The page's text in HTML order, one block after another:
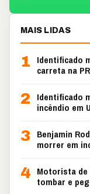
MAIS LIDAS
1
Identificado
carreta na
2
Identificado
incêndio em
3 Benjamin
morrer em
4 Motorista
tombar e